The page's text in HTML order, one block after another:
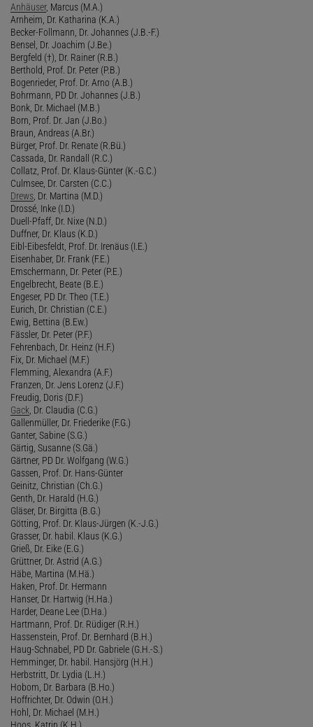
Anhäuser, Marcus (M.A.)
Arnheim, Dr. Katharina (K.A.)
Becker-Follmann, Dr. Johannes (J.B.-F.)
Bensel, Dr. Joachim (J.Be.)
Bergfeld (†), Dr. Rainer (R.B.)
Berthold, Prof. Dr. Peter (P.B.)
Bogenrieder, Prof. Dr. Arno (A.B.)
Bohrmann, PD Dr. Johannes (J.B.)
Bonk, Dr. Michael (M.B.)
Born, Prof. Dr. Jan (J.Bo.)
Braun, Andreas (A.Br.)
Bürger, Prof. Dr. Renate (R.Bü.)
Cassada, Dr. Randall (R.C.)
Collatz, Prof. Dr. Klaus-Günter (K.-G.C.)
Culmsee, Dr. Carsten (C.C.)
Drews , Dr. Martina (M.D.)
Drossé, Inke (I.D.)
Duell-Pfaff, Dr. Nixe (N.D.)
Duffner, Dr. Klaus (K.D.)
Eibl-Eibesfeldt, Prof. Dr. Irenäus (I.E.)
Eisenhaber, Dr. Frank (F.E.)
Emschermann, Dr. Peter (P.E.)
Engelbrecht, Beate (B.E.)
Engeser, PD Dr. Theo (T.E.)
Eurich, Dr. Christian (C.E.)
Ewig, Bettina (B.Ew.)
Fässler, Dr. Peter (P.F.)
Fehrenbach, Dr. Heinz (H.F.)
Fix, Dr. Michael (M.F.)
Flemming, Alexandra (A.F.)
Franzen, Dr. Jens Lorenz (J.F.)
Freudig, Doris (D.F.)
Gack , Dr. Claudia (C.G.)
Gallenmüller, Dr. Friederike (F.G.)
Ganter, Sabine (S.G.)
Gärtig, Susanne (S.Gä.)
Gärtner, PD Dr. Wolfgang (W.G.)
Gassen, Prof. Dr. Hans-Günter
Geinitz, Christian (Ch.G.)
Genth, Dr. Harald (H.G.)
Gläser, Dr. Birgitta (B.G.)
Götting, Prof. Dr. Klaus-Jürgen (K.-J.G.)
Grasser, Dr. habil. Klaus (K.G.)
Grieß, Dr. Eike (E.G.)
Grüttner, Dr. Astrid (A.G.)
Häbe, Martina (M.Hä.)
Haken, Prof. Dr. Hermann
Hanser, Dr. Hartwig (H.Ha.)
Harder, Deane Lee (D.Ha.)
Hartmann, Prof. Dr. Rüdiger (R.H.)
Hassenstein, Prof. Dr. Bernhard (B.H.)
Haug-Schnabel, PD Dr. Gabriele (G.H.-S.)
Hemminger, Dr. habil. Hansjörg (H.H.)
Herbstritt, Dr. Lydia (L.H.)
Hobom, Dr. Barbara (B.Ho.)
Hoffrichter, Dr. Odwin (O.H.)
Hohl, Dr. Michael (M.H.)
Hoos, Katrin (K.H.)